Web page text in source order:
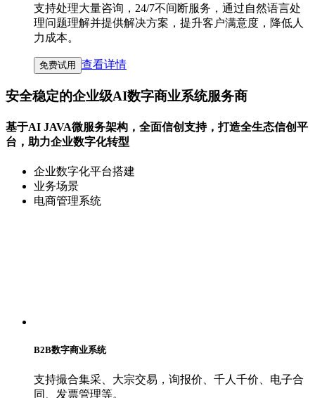
支持处理大量咨询，24/7不间断服务，通过自然语言处
理问题理解并提供解决方案，提升客户满意度，降低人
力成本。
免费试用 查看详情
安全稳定的企业级AI数字商业系统服务商
基于AI JAVA微服务架构，全面信创支持，打造全生态信创平
台，助力企业数字化转型
企业数字化平台搭建
业务场景
电商管理系统
B2B数字商业系统
支持撮合集采、大宗交易，询报价、千人千价、电子合
同、发票管理等。